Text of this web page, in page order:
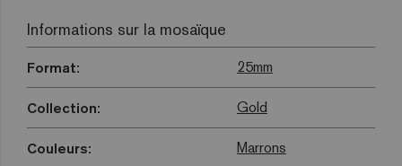
Informations sur la mosaïque
Format: 25mm
Collection: Gold
Couleurs: Marrons